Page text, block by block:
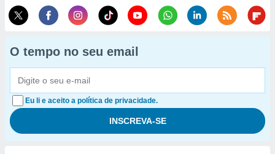
O tempo no seu email
Eu li e aceito a política de privacidade.